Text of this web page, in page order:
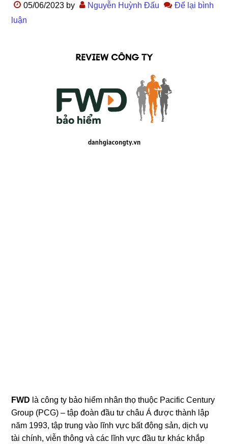
05/06/2023 by Nguyễn Huỳnh Đấu
Để lại bình
luận
FWD là công ty bảo hiểm nhân thọ thuộc Pacific Century
Group (PCG) – tập đoàn đầu tư châu Á được thành lập
năm 1993, tập trung vào lĩnh vực bất động sản, dịch vụ
tài chính, viễn thông và các lĩnh vực đầu tư khác khắp